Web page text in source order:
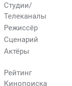
Студии/
Телеканалы
Режиссёр
Сценарий
Актёры
Рейтинг
Кинопоиска